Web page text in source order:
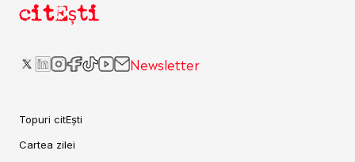
citEști
Newsletter
Topuri citEști
Cartea zilei